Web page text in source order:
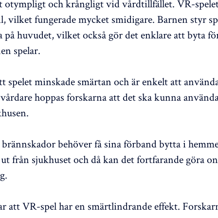
otympligt och krångligt vid vårdtillfället. VR-
vilket fungerade mycket smidigare. Barnen styr
på huvudet, vilket också gör det enklare att byta
spelar.
spelet minskade smärtan och är enkelt att
hoppas forskarna att det ska kunna
behöver få sina förband bytta i
från sjukhuset och då kan det fortfarande göra
att VR-spel har en smärtlindrande effekt.